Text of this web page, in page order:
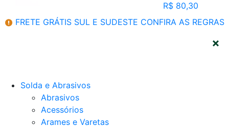
R$ 80,30
FRETE GRÁTIS SUL E SUDESTE CONFIRA AS REGRAS
Solda e Abrasivos
Abrasivos
Acessórios
Arames e Varetas